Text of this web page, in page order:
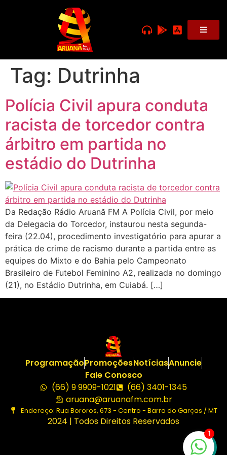
Tag: Dutrinha
Polícia Civil apura conduta
racista de torcedor contra
árbitro em partida no
estádio do Dutrinha
Da Redação Rádio Aruanã FM A Polícia Civil, por meio
da Delegacia do Torcedor, instaurou nesta segunda-
feira (22.04), procedimento investigatório para apurar a
prática de crime de racismo durante a partida entre as
equipes do Mixto e do Bahia pelo Campeonato
Brasileiro de Futebol Feminino A2, realizada no domingo
(21), no Estádio Dutrinha, em Cuiabá. […]
ProgramaçãoPromoçõesNotíciasAnuncie
Fale Conosco
(66) 9 9909-1021
(66) 3401-1345
aruana@aruanafm.com.br
Endereço: Rua Bororos, 673 - Centro - Barra do Garças / MT
2024 | Todos Direitos Reservados
1